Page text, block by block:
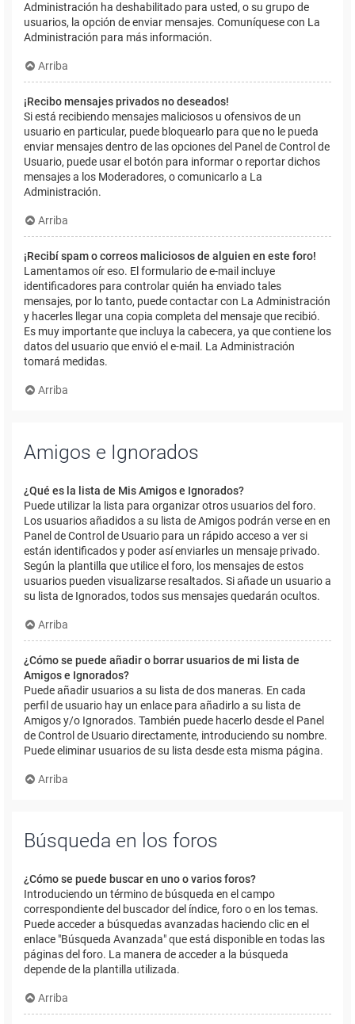
Administración ha deshabilitado para usted, o su grupo de
usuarios, la opción de enviar mensajes. Comuníquese con La
Administración para más información.
Arriba
¡Recibo mensajes privados no deseados!
Si está recibiendo mensajes maliciosos u ofensivos de un
usuario en particular, puede bloquearlo para que no le pueda
enviar mensajes dentro de las opciones del Panel de Control de
Usuario, puede usar el botón para informar o reportar dichos
mensajes a los Moderadores, o comunicarlo a La
Administración.
Arriba
¡Recibí spam o correos maliciosos de alguien en este foro!
Lamentamos oír eso. El formulario de e-mail incluye
identificadores para controlar quién ha enviado tales
mensajes, por lo tanto, puede contactar con La Administración
y hacerles llegar una copia completa del mensaje que recibió.
Es muy importante que incluya la cabecera, ya que contiene los
datos del usuario que envió el e-mail. La Administración
tomará medidas.
Arriba
Amigos e Ignorados
¿Qué es la lista de Mis Amigos e Ignorados?
Puede utilizar la lista para organizar otros usuarios del foro.
Los usuarios añadidos a su lista de Amigos podrán verse en en
Panel de Control de Usuario para un rápido acceso a ver si
están identificados y poder así enviarles un mensaje privado.
Según la plantilla que utilice el foro, los mensajes de estos
usuarios pueden visualizarse resaltados. Si añade un usuario a
su lista de Ignorados, todos sus mensajes quedarán ocultos.
Arriba
¿Cómo se puede añadir o borrar usuarios de mi lista de
Amigos e Ignorados?
Puede añadir usuarios a su lista de dos maneras. En cada
perfil de usuario hay un enlace para añadirlo a su lista de
Amigos y/o Ignorados. También puede hacerlo desde el Panel
de Control de Usuario directamente, introduciendo su nombre.
Puede eliminar usuarios de su lista desde esta misma página.
Arriba
Búsqueda en los foros
¿Cómo se puede buscar en uno o varios foros?
Introduciendo un término de búsqueda en el campo
correspondiente del buscador del índice, foro o en los temas.
Puede acceder a búsquedas avanzadas haciendo clic en el
enlace "Búsqueda Avanzada" que está disponible en todas las
páginas del foro. La manera de acceder a la búsqueda
depende de la plantilla utilizada.
Arriba